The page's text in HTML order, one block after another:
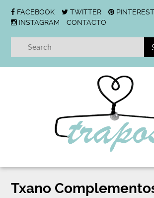
FACEBOOK TWITTER PINTEREST
INSTAGRAM
CONTACTO
Txano